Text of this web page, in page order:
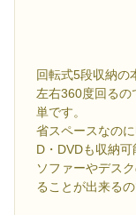
回転式5段収納の
左右360度回るの
単です。
省スペースなの
D・DVDも収納可
ソファーやデス
ることが出来る